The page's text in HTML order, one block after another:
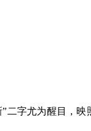
字尤为醒目，映